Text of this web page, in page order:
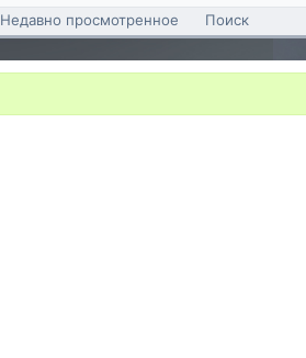
Недавно просмотренное Поиск